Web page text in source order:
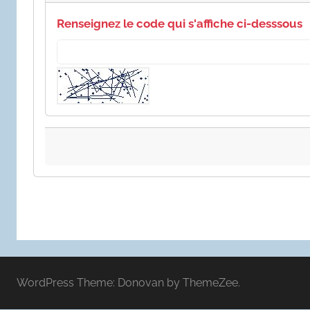
Renseignez le code qui s'affiche ci-desssous
WordPress Theme: Donovan by ThemeZee.